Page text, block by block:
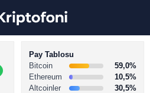
Pay Tablosu
Bitcoin
59,0%
Ethereum
10,5%
Altcoinler
30,5%